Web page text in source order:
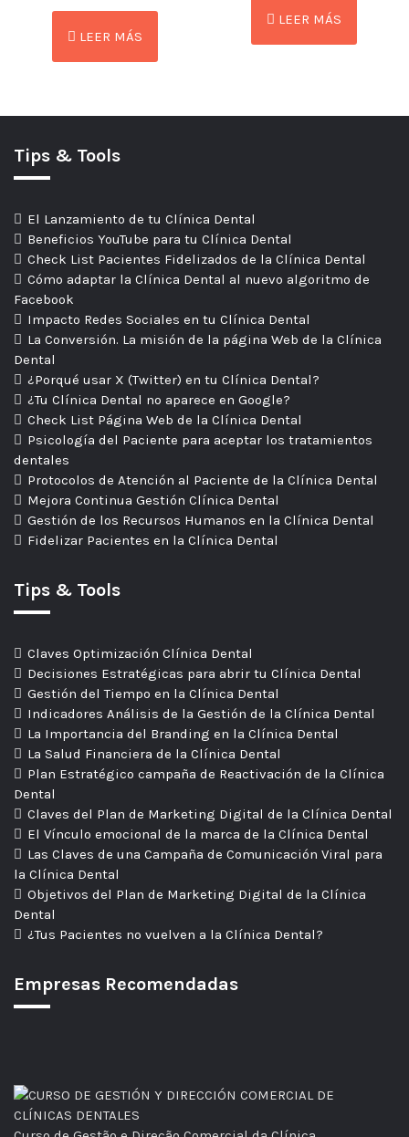
LEER MÁS
LEER MÁS
Tips & Tools
El Lanzamiento de tu Clínica Dental
Beneficios YouTube para tu Clínica Dental
Check List Pacientes Fidelizados de la Clínica Dental
Cómo adaptar la Clínica Dental al nuevo algoritmo de
Facebook
Impacto Redes Sociales en tu Clínica Dental
La Conversión. La misión de la página Web de la Clínica
Dental
¿Porqué usar X (Twitter) en tu Clínica Dental?
¿Tu Clínica Dental no aparece en Google?
Check List Página Web de la Clínica Dental
Psicología del Paciente para aceptar los tratamientos
dentales
Protocolos de Atención al Paciente de la Clínica Dental
Mejora Continua Gestión Clínica Dental
Gestión de los Recursos Humanos en la Clínica Dental
Fidelizar Pacientes en la Clínica Dental
Tips & Tools
Claves Optimización Clínica Dental
Decisiones Estratégicas para abrir tu Clínica Dental
Gestión del Tiempo en la Clínica Dental
Indicadores Análisis de la Gestión de la Clínica Dental
La Importancia del Branding en la Clínica Dental
La Salud Financiera de la Clínica Dental
Plan Estratégico campaña de Reactivación de la Clínica
Dental
Claves del Plan de Marketing Digital de la Clínica Dental
El Vínculo emocional de la marca de la Clínica Dental
Las Claves de una Campaña de Comunicación Viral para
la Clínica Dental
Objetivos del Plan de Marketing Digital de la Clínica
Dental
¿Tus Pacientes no vuelven a la Clínica Dental?
Empresas Recomendadas